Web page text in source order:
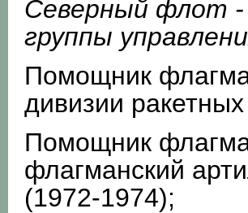
Северный флот -
группы
Помощник
дивизии
Помощник
флагманский
(1972-1974);